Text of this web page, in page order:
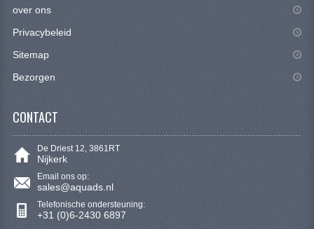
over ons
Privacybeleid
Sitemap
Bezorgen
CONTACT
De Driest 12, 3861RT
Nijkerk
Email ons op:
sales@aquads.nl
Telefonische ondersteuning:
+31 (0)6-2430 6897